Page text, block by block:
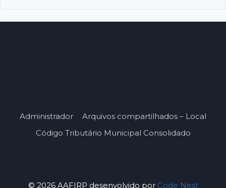
Administrador
Arquivos compartilhados – Local
Código Tributário Municipal Consolidado
© 2026 AAFIRP desenvolvido por Code Nest